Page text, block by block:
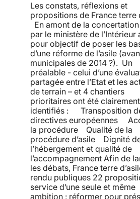
Les constats, réflexions et
propositions de France terre
En amont de la
par le ministère de l’Intérieur
pour objectif de poser les
d’une réforme de l’asile
municipales de 2014 ?). Un
préalable - celui d’une
partagée entre l’Etat et les
de terrain – et 4 chantiers
prioritaires ont été clairement
identifiés : Transposition
directives européennes
la procédure Qualité de la
procédure d’asile Dignité
l’hébergement et qualité de
l’accompagnement Afin de
les débats, France terre
rendu publiques 22
service d’une seule et même
ambition : réformer pour